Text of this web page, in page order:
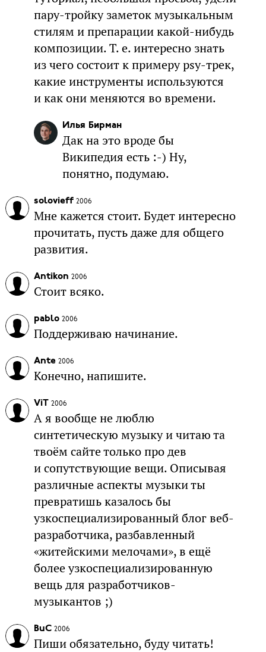
пару-тройку заметок музыкальным
стилям и препарации какой-нибудь
композиции. Т. е. интересно знать
из чего состоит к примеру psy-трек,
какие инструменты используются
и как они меняются во времени.
Илья Бирман
Дак на это вроде бы
Википедия есть :-) Ну,
понятно, подумаю.
solovieff 2006
Мне кажется стоит. Будет интересно
прочитать, пусть даже для общего
развития.
Antikon 2006
Стоит всяко.
pablo 2006
Поддерживаю начинание.
Ante 2006
Конечно, напишите.
ViT 2006
А я вообще не люблю
синтетическую музыку и читаю та
твоём сайте только про дев
и сопутствующие вещи. Описывая
различные аспекты музыки ты
превратишь казалось бы
узкоспециализированный блог веб-
разработчика, разбавленный
«житейскими мелочами», в ещё
более узкоспециализированную
вещь для разработчиков-
музыкантов ;)
BuC 2006
Пиши обязательно, буду читать!